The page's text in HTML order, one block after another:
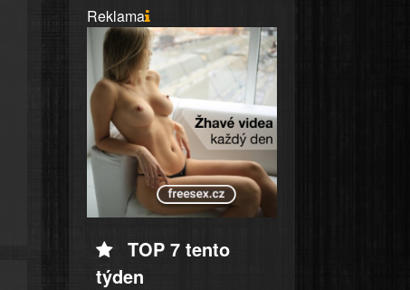
Reklama
TOP 7 tento
týden